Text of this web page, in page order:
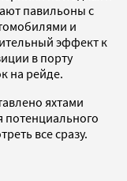
павильоны с
и
эффект к
в порту
на рейде.
яхтами
потенциального
все сразу.